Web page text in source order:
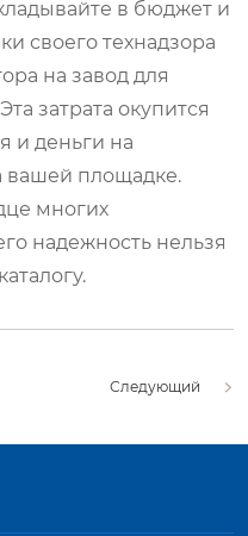
в бюджет и
своего технадзора
на завод для
затрата окупится
и деньги на
вашей площадке.
многих
надежность нельзя
Следующий